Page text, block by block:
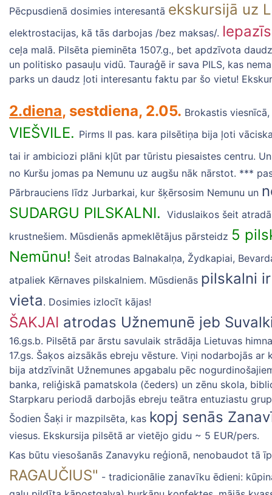
Pēcpusdienā dosimies interesantā ekskursijā uz
elektrostacijas, kā tās darbojas /bez maksas/.
ceļa malā. Pilsēta pieminēta 1507.g., bet apdzīvota
un politisko pasauļu vidū. Tauraģē ir sava PILS, kas
parks un daudz ļoti interesantu faktu par šo vietu!
2.diena, sestdiena, 2.05. Brokastis
VIEŠVILE. Pirms II pas. kara pilsētiņa bija ļoti
tai ir ambiciozi plāni kļūt par tūristu piesaistes centru.
no Kuršu jomas pa Nemunu uz augšu nāk nārstot. ***
Pārbrauciens līdz Jurbarkai, kur šķērsosim Nemunu un
SUDARGU PILSKALNI. Viduslaikos šeit
krustnešiem. Mūsdienās apmeklētājus pārsteidz 5
Nemūnu! Šeit atrodas Balnakalņa, Žydkapiai,
atpaliek Kērnaves pilskalniem. Mūsdienās pilskalni
vieta. Dosimies izlocīt kājas!
ŠAKJAI atrodas Užnemunē jeb
16.gs.b. Pilsētā par ārstu savulaik strādāja Lietuvas
17.gs. Šaķos aizsākās ebreju vēsture. Viņi nodarbojās
bija atdzīvināt Užnemunes apgabalu pēc
banka, reliģiskā pamatskola (čeders) un zēnu skola,
Starpkaru periodā darbojās ebreju teātra entuziastu
Šodien Šaķi ir mazpilsēta, kas kopj senās
viesus. Ekskursija pilsētā ar vietējo gidu ~ 5 EUR/pers.
Kas būtu viesošanās Zanavyku reģionā, nenobaudot tā
RAGAUČIUS" - tradicionālie zanavīku ēdieni: